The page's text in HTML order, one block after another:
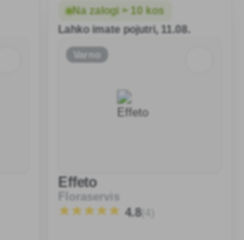
Na zalogi > 10 kos
Lahko imate pojutri, 11.08.
Varno
Effeto
Floraservis
4.8(4)